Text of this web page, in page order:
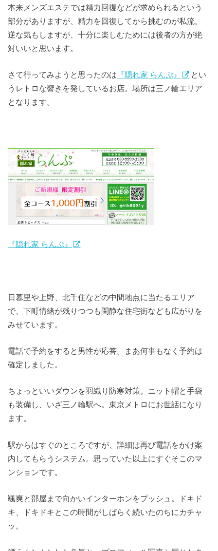
本来メンズエステでは精力回復などが求められるという
部分がありますが、精力を回復してから挑むのが私流。
逆な気もしますが、十分に楽しむためには後者の方が絶
対いいと思います。
さて行ってみようと思ったのは 『隠れ家 らんぷ』
とい
うレトロな響きを発しているお店。場所は三ノ輪エリア
となります。
『隠れ家 らんぷ』
日暮里や上野、北千住などの中間地点に当たるエリア
で、下町情緒が残りつつも閑静な住宅街なども広がりを
みせています。
電話で予約をすると男性が応答。まあ何事もなく予約は
確定しました。
ちょっといいダウンを羽織り防寒対策。ニット帽と手袋
も装備し、いざ三ノ輪駅へ。東京メトロにお世話になり
ます。
駅からはすぐのところですが、詳細は再び電話をかけ案
内してもらうシステム。思っていた以上にすぐそこのマ
ンションです。
颯爽と部屋まで向かいインターホンをプッシュ。ドキド
キ、ドキドキとこの時間がしばらく続いたのちにカチャ
ッ。